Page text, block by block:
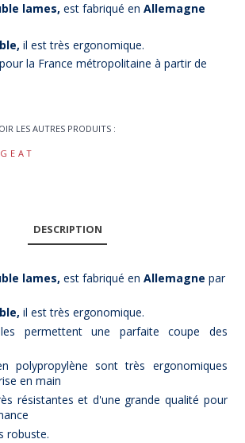
lames,est fabriqué enAllemagne
il est très ergonomique.
la France métropolitaine à partir de
LES AUTRES PRODUITS :
DESCRIPTION
lames,est fabriqué enAllemagnepar
il est très ergonomique.
permettent une parfaite coupe des
polypropylène sont très ergonomiques
en main
résistantes et d'une grande qualité pour
robuste.